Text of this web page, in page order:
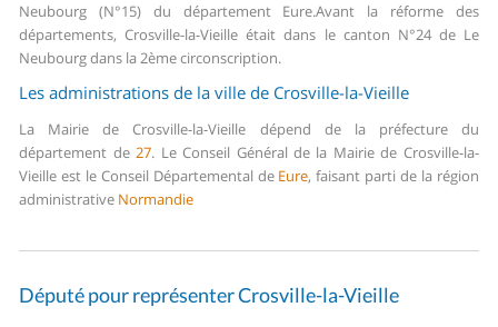
Neubourg (N°15) du département Eure.Avant la réforme des
départements, Crosville-la-Vieille était dans le canton N°24 de Le
Neubourg dans la 2ème circonscription.
Les administrations de la ville de Crosville-la-Vieille
La Mairie de Crosville-la-Vieille dépend de la préfecture du
département de27. Le Conseil Général de la Mairie de Crosville-la-
Vieille est le Conseil Départemental de Eure, faisant parti de la région
administrative Normandie
Député pour représenter Crosville-la-Vieille